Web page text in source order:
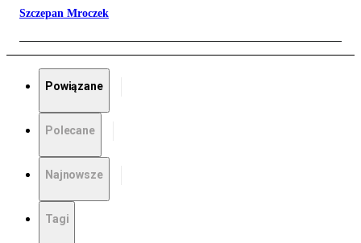
Szczepan Mroczek
Powiązane
Polecane
Najnowsze
Tagi